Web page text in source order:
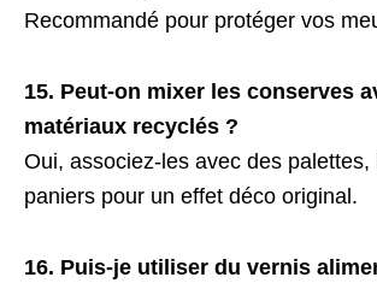
Recommandé pour protéger vos
15. Peut-on mixer les conserves
matériaux recyclés ?
Oui, associez-les avec des palettes,
paniers pour un effet déco original.
16. Puis-je utiliser du vernis